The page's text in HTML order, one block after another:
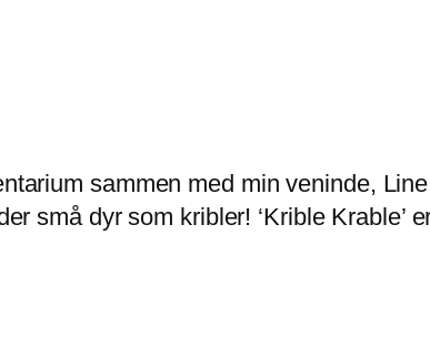
sammen med min veninde,
små dyr som kribler! ‘Krible Krable’